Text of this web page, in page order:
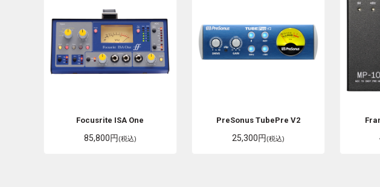
Focusrite ISA One
85,800円(税込)
PreSonus TubePre V2
25,300円(税込)